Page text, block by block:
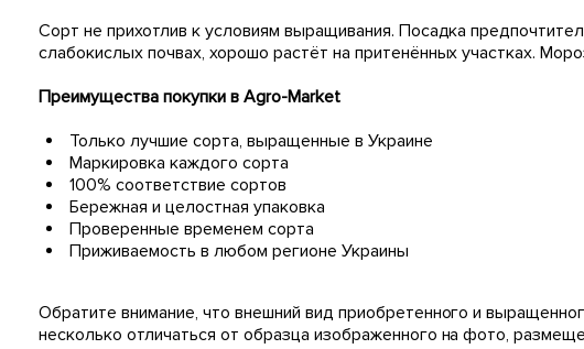
Сорт не прихотлив к условиям выращивания. Посадка
слабокислых почвах, хорошо растёт на притенённых участках.
Преимущества покупки в Agro-Market
Только лучшие сорта, выращенные в Украине
Маркировка каждого сорта
100% соответствие сортов
Бережная и целостная упаковка
Проверенные временем сорта
Приживаемость в любом регионе Украины
Обратите внимание, что внешний вид приобретенного и
несколько отличаться от образца изображенного на фото,